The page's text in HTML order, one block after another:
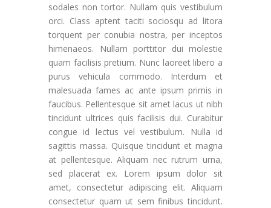
sodales non tortor. Nullam quis vestibulum
orci. Class aptent taciti sociosqu ad litora
torquent per conubia nostra, per inceptos
himenaeos. Nullam porttitor dui molestie
quam facilisis pretium. Nunc laoreet libero a
purus vehicula commodo. Interdum et
malesuada fames ac ante ipsum primis in
faucibus. Pellentesque sit amet lacus ut nibh
tincidunt ultrices quis facilisis dui. Curabitur
congue id lectus vel vestibulum. Nulla id
sagittis massa. Quisque tincidunt et magna
at pellentesque. Aliquam nec rutrum urna,
sed placerat ex. Lorem ipsum dolor sit
amet, consectetur adipiscing elit. Aliquam
consectetur quam ut sem finibus tincidunt.